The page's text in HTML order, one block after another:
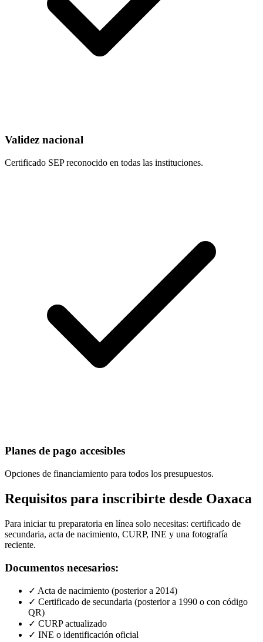
Validez nacional
Certificado SEP reconocido en todas las instituciones.
Planes de pago accesibles
Opciones de financiamiento para todos los presupuestos.
Requisitos para inscribirte desde Oaxaca
Para iniciar tu preparatoria en línea solo necesitas: certificado de
secundaria, acta de nacimiento, CURP, INE y una fotografía
reciente.
Documentos necesarios:
✓ Acta de nacimiento (posterior a 2014)
✓ Certificado de secundaria (posterior a 1990 o con código
QR)
✓ CURP actualizado
✓ INE o identificación oficial